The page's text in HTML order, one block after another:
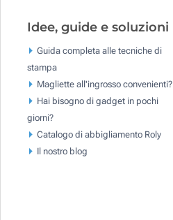
Idee, guide e soluzioni
Guida completa alle tecniche di
stampa
Magliette all'ingrosso convenienti?
Hai bisogno di gadget in pochi
giorni?
Catalogo di abbigliamento Roly
Il nostro blog